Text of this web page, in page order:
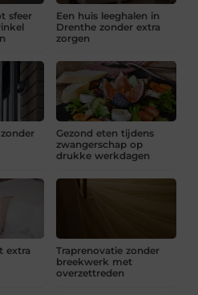
sfeer
Een huis leeghalen in
Drenthe zonder extra
zorgen
Gezond eten tijdens
zwangerschap op
drukke werkdagen
extra
Traprenovatie zonder
breekwerk met
overzettreden